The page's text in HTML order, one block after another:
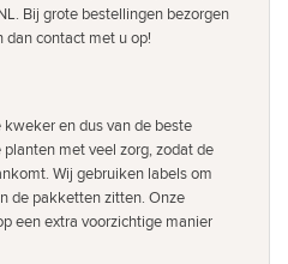
Bij grote bestellingen bezorgen
dan contact met u op!
en dus van de beste
met veel zorg, zodat de
Wij gebruiken labels om
de pakketten zitten. Onze
een extra voorzichtige manier